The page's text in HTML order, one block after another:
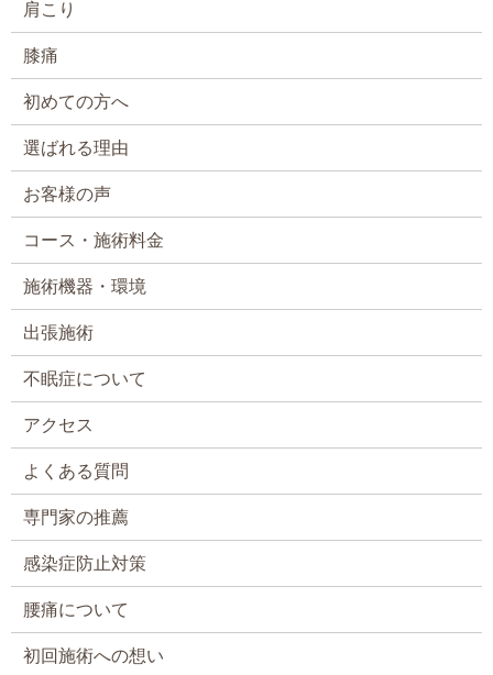
肩こり
膝痛
初めての方へ
選ばれる理由
お客様の声
コース・施術料金
施術機器・環境
出張施術
不眠症について
アクセス
よくある質問
専門家の推薦
感染症防止対策
腰痛について
初回施術への想い